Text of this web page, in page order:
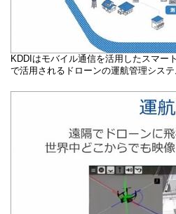
KDDIはモバイル通信を活用したスマー
で活用されるドローンの運航管理シス